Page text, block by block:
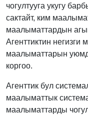
чогултууга укугу
сактайт, ким
маалыматтардын
Агенттиктин
маалыматтарын
коргоо.
Агенттик бул
маалыматтык
маалыматтарды